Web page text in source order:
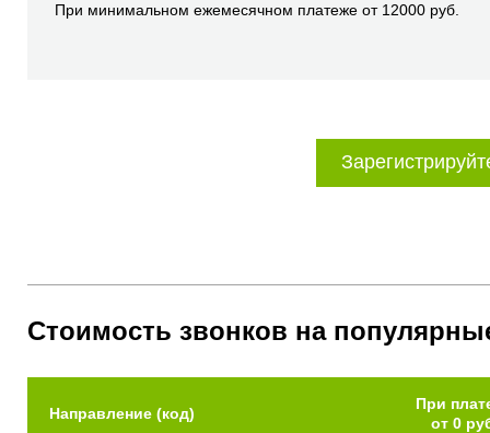
При минимальном ежемесячном платеже от 12000 руб.
Стоимость звонков на
Направление (код)
При
от 0